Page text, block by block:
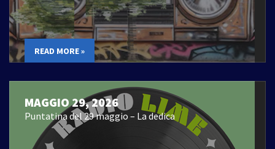
READ MORE »
MAGGIO 29, 2026
Puntatina del 29 maggio – La dedica